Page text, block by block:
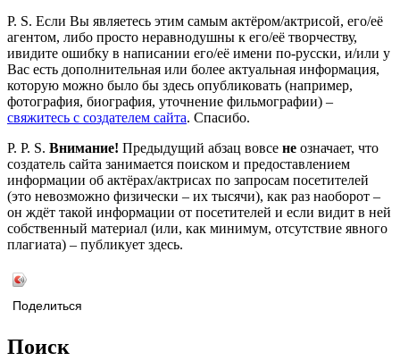
P. S. Если Вы являетесь этим самым актёром/актрисой, его/её
агентом, либо просто неравнодушны к его/её творчеству,
ивидите ошибку в написании его/её имени по-русски, и/или у
Вас есть дополнительная или более актуальная информация,
которую можно было бы здесь опубликовать (например,
фотография, биография, уточнение фильмографии) –
свяжитесь с создателем сайта. Спасибо.
P. P. S. Внимание! Предыдущий абзац вовсе не означает, что
создатель сайта занимается поиском и предоставлением
информации об актёрах/актрисах по запросам посетителей
(это невозможно физически – их тысячи), как раз наоборот –
он ждёт такой информации от посетителей и если видит в ней
собственный материал (или, как минимум, отсутствие явного
плагиата) – публикует здесь.
Поделиться
Поиск